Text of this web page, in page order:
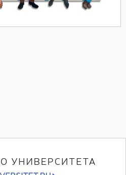
УНИВЕРСИТЕТА